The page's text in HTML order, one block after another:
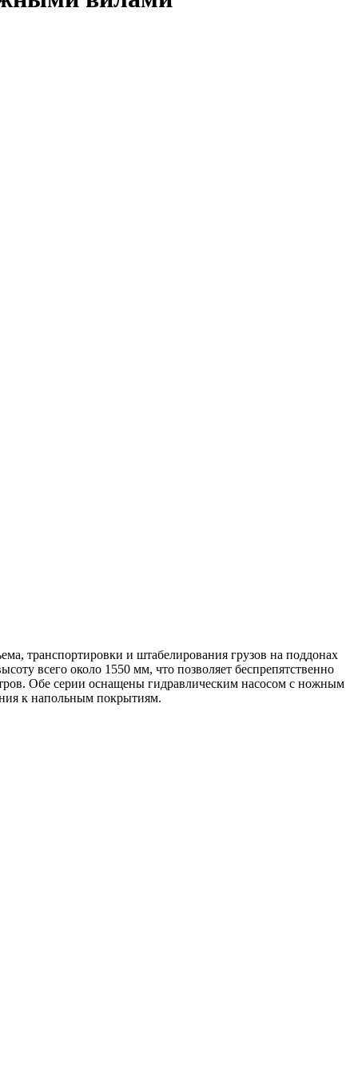
транспортировки и штабелирования грузов на поддонах
всего около 1550 мм, что позволяет беспрепятственно
Обе серии оснащены гидравлическим насосом с ножным
к напольным покрытиям.